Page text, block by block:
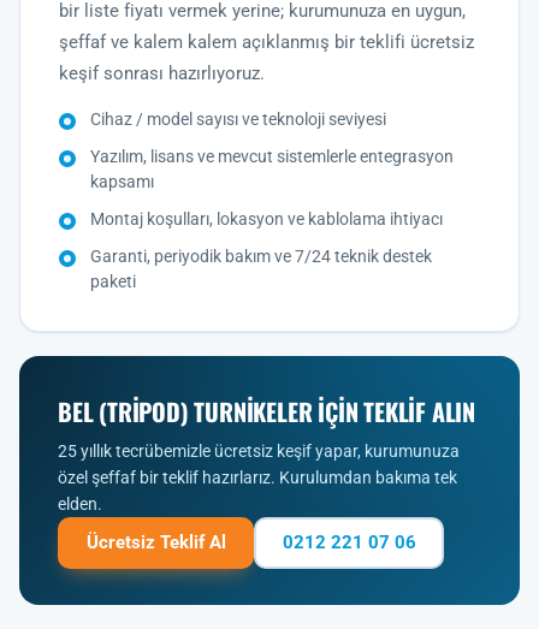
bir liste fiyatı vermek yerine; kurumunuza en uygun,
şeffaf ve kalem kalem açıklanmış bir teklifi ücretsiz
keşif sonrası hazırlıyoruz.
Cihaz / model sayısı ve teknoloji seviyesi
Yazılım, lisans ve mevcut sistemlerle entegrasyon
kapsamı
Montaj koşulları, lokasyon ve kablolama ihtiyacı
Garanti, periyodik bakım ve 7/24 teknik destek
paketi
BEL (TRIPOD) TURNIKELER IÇIN TEKLIF ALIN
25 yıllık tecrübemizle ücretsiz keşif yapar, kurumunuza
özel şeffaf bir teklif hazırlarız. Kurulumdan bakıma tek
elden.
Ücretsiz Teklif Al 0212 221 07 06